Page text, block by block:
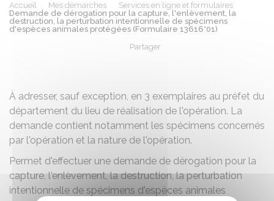
Accueil Mes démarches
Services en ligne et formulaires
Demande de dérogation pour la capture, l'enlèvement, la
destruction, la perturbation intentionnelle de spécimens
d'espèces animales protégées (Formulaire 13616*01)
Partager
À adresser, sauf exception, en 3 exemplaires au préfet du
département du lieu de réalisation de l'opération. La
demande contient notamment les spécimens concernés
par l'opération et la nature de l'opération.
Permet d'effectuer une demande de dérogation pour la
capture, l'enlèvement, la destruction, la perturbation
intentionnelle de spécimens d'espèces animales